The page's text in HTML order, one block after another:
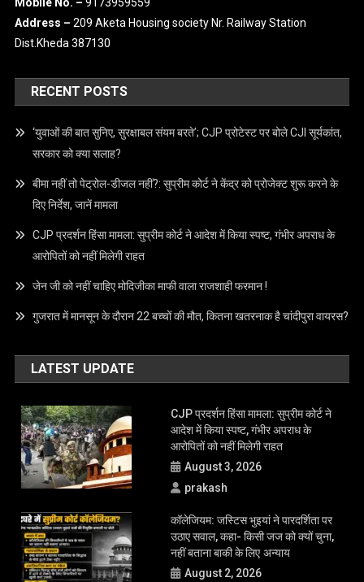
Mobile No. –
9173959559
Address –209 Aketa Housing society Nr. Railway Station
Dist.Kheda 387130
RECENT POSTS
‘युवाओं की बात सुनिए, सुरक्षाबल संयम बरते’; CJP प्रोटेस्ट पर बोले CJI सूर्यकांत,
सरकार को क्या सलाह?
बीमा नहीं तो पेट्रोल-डीजल नहीं?: सुप्रीम कोर्ट ने केंद्र को प्रोजेक्ट शुरू करने के
दिए निर्देश, जानें मामला
CJP प्रदर्शन हिंसा मामला: सुप्रीम कोर्ट ने आदेश में किया स्पष्ट, गंभीर अपराध के
आरोपितों को नहीं मिलेगी राहत
जेन जी को नहीं चाहिए मोदिजीका माफी वाला राजशाही फरमान !
गुजरात में मानसून के दौरान 22 बच्चों की मौत, कितना खतरनाक है चांदीपुरा वायरस?
LATEST UPDATE
CJP प्रदर्शन हिंसा मामला: सुप्रीम कोर्ट ने
आदेश में किया स्पष्ट, गंभीर अपराध के
आरोपितों को नहीं मिलेगी राहत
August 3, 2026
prakash
कॉलेजियम: जस्टिस भुइयां ने पारदर्शिता पर
उठाए सवाल, कहा- किसी जज को क्यों चुना,
नहीं बताना बाकी के लिए अन्याय
August 2, 2026